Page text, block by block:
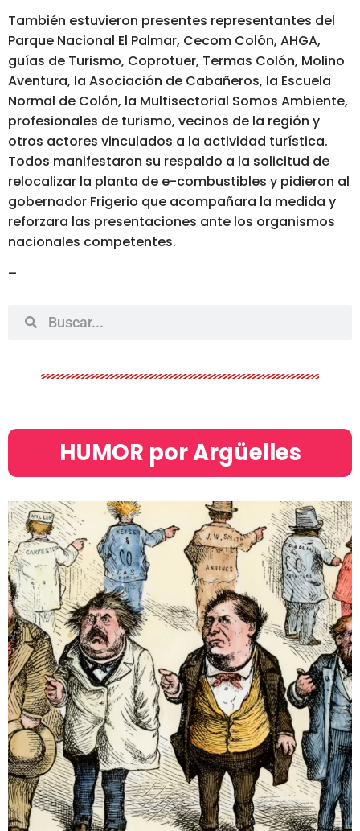
También estuvieron presentes representantes del
Parque Nacional El Palmar, Cecom Colón, AHGA,
guías de Turismo, Coprotuer, Termas Colón, Molino
Aventura, la Asociación de Cabañeros, la Escuela
Normal de Colón, la Multisectorial Somos Ambiente,
profesionales de turismo, vecinos de la región y
otros actores vinculados a la actividad turística.
Todos manifestaron su respaldo a la solicitud de
relocalizar la planta de e-combustibles y pidieron al
gobernador Frigerio que acompañara la medida y
reforzara las presentaciones ante los organismos
nacionales competentes.
–
HUMOR por Argüelles​